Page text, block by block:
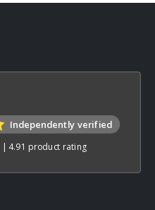
Independently verified
| 4.91 product rating